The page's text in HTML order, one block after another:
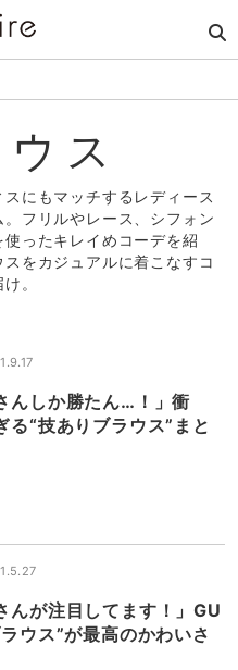
ス
にもマッチするレディース
フリルやレース、シフォン
ったキレイめコーデを紹
をカジュアルに着こなすコ
。
んしか勝たん…！」衝
る“技ありブラウス”まと
んが注目してます！」GU
ウス”が最高のかわいさ